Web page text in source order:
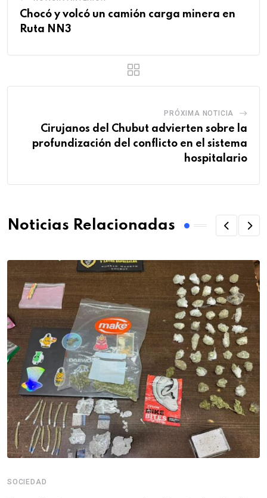
Chocó y volcó un camión carga minera en
Ruta NN3
PRÓXIMA NOTICIA
Cirujanos del Chubut advierten sobre la
profundización del conflicto en el sistema
hospitalario
Noticias Relacionadas
SOCIEDAD